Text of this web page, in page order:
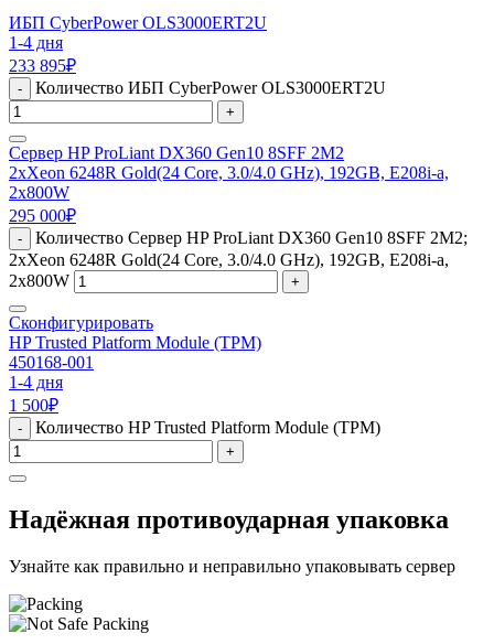
ИБП CyberPower OLS3000ERT2U
1-4 дня
233 895₽
- Количество ИБП CyberPower OLS3000ERT2U
+
Сервер HP ProLiant DX360 Gen10 8SFF 2M2
2xXeon 6248R Gold(24 Core, 3.0/4.0 GHz), 192GB, E208i-a,
2x800W
295 000₽
-
Количество Сервер HP ProLiant DX360 Gen10 8SFF 2M2;
2xXeon 6248R Gold(24 Core, 3.0/4.0 GHz), 192GB, E208i-a,
2x800W
+
Сконфигурировать
HP Trusted Platform Module (TPM)
450168-001
1-4 дня
1 500₽
- Количество HP Trusted Platform Module (TPM)
+
Надёжная противоударная упаковка
Узнайте как правильно и неправильно упаковывать сервер